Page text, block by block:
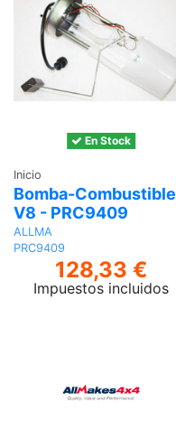
En Stock
Inicio
Bomba-Combustible
V8 - PRC9409
ALLMA
PRC9409
128,33 €
Impuestos incluidos